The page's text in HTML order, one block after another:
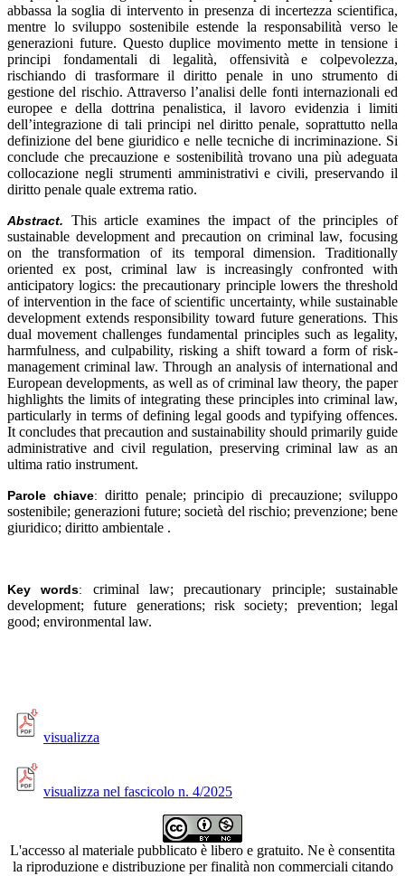
abbassa la soglia di intervento in presenza di incertezza scientifica,
mentre lo sviluppo sostenibile estende la responsabilità verso le
generazioni future. Questo duplice movimento mette in tensione i
principi fondamentali di legalità, offensività e colpevolezza,
rischiando di trasformare il diritto penale in uno strumento di
gestione del rischio. Attraverso l’analisi delle fonti internazionali ed
europee e della dottrina penalistica, il lavoro evidenzia i limiti
dell’integrazione di tali principi nel diritto penale, soprattutto nella
definizione del bene giuridico e nelle tecniche di incriminazione. Si
conclude che precauzione e sostenibilità trovano una più adeguata
collocazione negli strumenti amministrativi e civili, preservando il
diritto penale quale extrema ratio.
Abstract. This article examines the impact of the principles of
sustainable development and precaution on criminal law, focusing
on the transformation of its temporal dimension. Traditionally
oriented ex post, criminal law is increasingly confronted with
anticipatory logics: the precautionary principle lowers the threshold
of intervention in the face of scientific uncertainty, while sustainable
development extends responsibility toward future generations. This
dual movement challenges fundamental principles such as legality,
harmfulness, and culpability, risking a shift toward a form of risk-
management criminal law. Through an analysis of international and
European developments, as well as of criminal law theory, the paper
highlights the limits of integrating these principles into criminal law,
particularly in terms of defining legal goods and typifying offences.
It concludes that precaution and sustainability should primarily guide
administrative and civil regulation, preserving criminal law as an
ultima ratio instrument.
Parole chiave: diritto penale; principio di precauzione; sviluppo
sostenibile; generazioni future; società del rischio; prevenzione; bene
giuridico; diritto ambientale .
Key words: criminal law; precautionary principle; sustainable
development; future generations; risk society; prevention; legal
good; environmental law.
visualizza
visualizza nel fascicolo n. 4/2025
L'accesso al materiale pubblicato è libero e gratuito. Ne è consentita
la riproduzione e distribuzione per finalità non commerciali citando